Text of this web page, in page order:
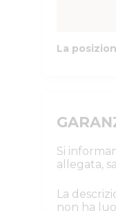
La
Si
allegata,
La
non ha